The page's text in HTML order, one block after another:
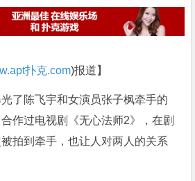
扑克.com)报道】
了陈飞宇和女演员张子枫牵手的
作过电视剧《无心法师2》，在剧
拍到牵手，也让人对两人的关系